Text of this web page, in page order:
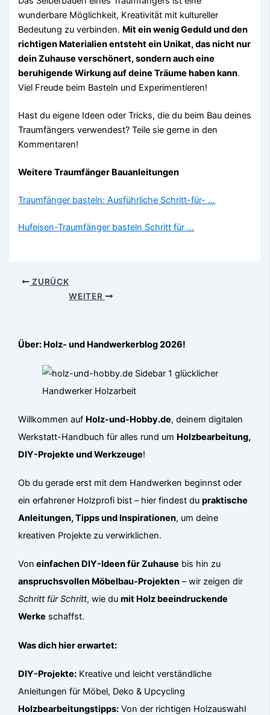
wunderbare Möglichkeit, Kreativität mit kultureller
Bedeutung zu verbinden. Mit ein wenig Geduld und den
richtigen Materialien entsteht ein Unikat, das nicht nur
dein Zuhause verschönert, sondern auch eine
beruhigende Wirkung auf deine Träume haben kann.
Viel Freude beim Basteln und Experimentieren!
Hast du eigene Ideen oder Tricks, die du beim Bau deines
Traumfängers verwendest? Teile sie gerne in den
Kommentaren!
Weitere Traumfänger Bauanleitungen
Traumfänger basteln: Ausführliche Schritt-für- …
Hufeisen-Traumfänger basteln Schritt für …
ZURÜCK
WEITER
Über: Holz- und Handwerkerblog 2026!
Willkommen auf Holz-und-Hobby.de, deinem digitalen
Werkstatt-Handbuch für alles rund um Holzbearbeitung,
DIY-Projekte und Werkzeuge!
Ob du gerade erst mit dem Handwerken beginnst oder
ein erfahrener Holzprofi bist – hier findest dupraktische
Anleitungen, Tipps und Inspirationen, um deine
kreativen Projekte zu verwirklichen.
Von einfachen DIY-Ideen für Zuhause bis hin zu
anspruchsvollen Möbelbau-Projekten – wir zeigen dir
Schritt für Schritt, wie dumit Holz beeindruckende
Werke schaffst.
Was dich hier erwartet:
DIY-Projekte: Kreative und leicht verständliche
Anleitungen für Möbel, Deko & Upcycling
Holzbearbeitungstipps: Von der richtigen Holzauswahl